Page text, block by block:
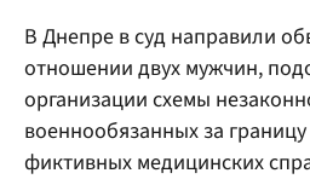
Политика
В Днепре в суд направили
отношении двух мужчин,
организации схемы
военнообязанных за
фиктивных медицинских